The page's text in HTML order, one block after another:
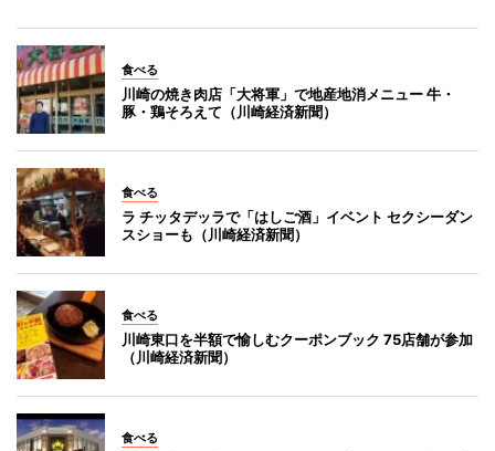
食べる
川崎の焼き肉店「大将軍」で地産地消メニュー 牛・
豚・鶏そろえて（川崎経済新聞）
食べる
ラ チッタデッラで「はしご酒」イベント セクシーダン
スショーも（川崎経済新聞）
食べる
川崎東口を半額で愉しむクーポンブック 75店舗が参加
（川崎経済新聞）
食べる